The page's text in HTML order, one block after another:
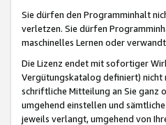
Sie dürfen den Programminhalt
verletzen. Sie dürfen
maschinelles Lernen oder
Die Lizenz endet mit sofortiger
Vergütungskatalog definiert) nicht
schriftliche Mitteilung an Sie ganz
umgehend einstellen und
jeweils verlangt, umgehend von